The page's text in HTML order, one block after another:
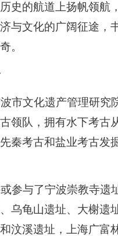
史的航道上扬帆领航
与文化的广阔征途，
。
市文化遗产管理研究
领队，拥有水下考古
秦考古和盐业考古发
参与了宁波崇教寺遗
乌龟山遗址、大榭遗
汶溪遗址，上海广富